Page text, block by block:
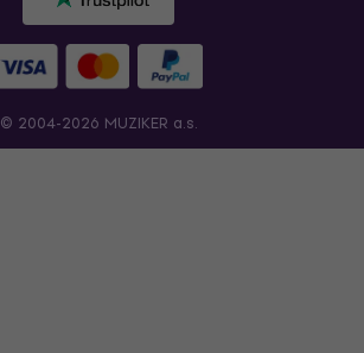
© 2004-2026 MUZIKER a.s.